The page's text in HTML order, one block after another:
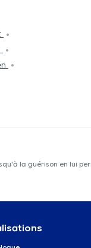
la guérison en lui